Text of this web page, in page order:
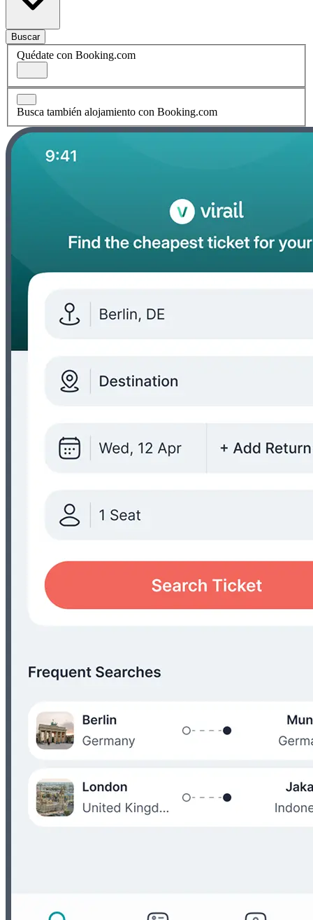
Buscar
Quédate con Booking.com
Busca también alojamiento con Booking.com